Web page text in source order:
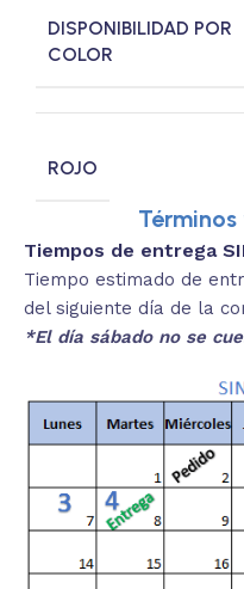
DISPONIBILIDAD POR
COLOR
ROJO
Tiempos de entrega
Tiempo estimado de
del siguiente día de la
*El día sábado no se